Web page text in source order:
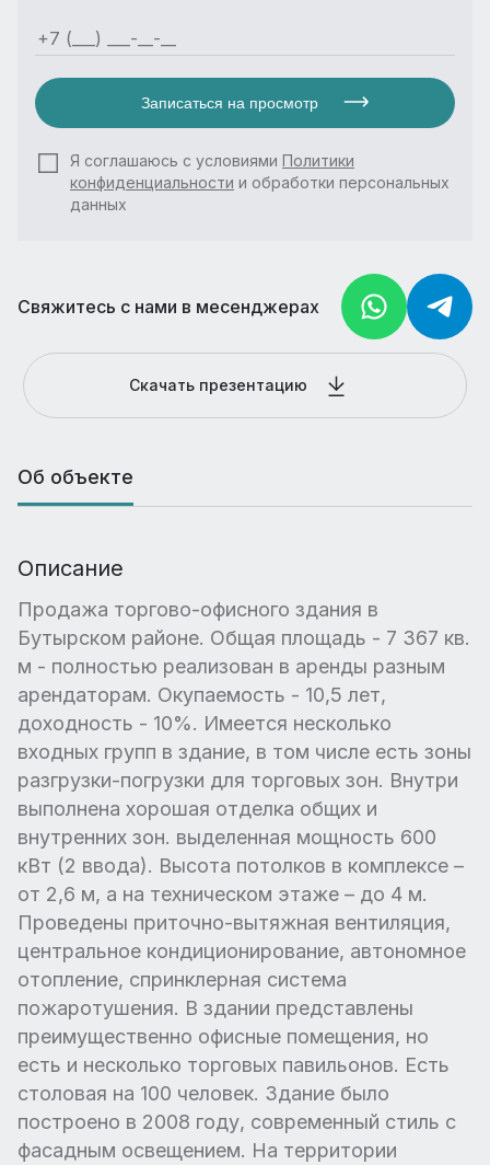
Записаться на просмотр
Я соглашаюсь с условиями Политики
конфиденциальности и обработки персональных
данных
Свяжитесь с нами в месенджерах
Скачать презентацию
Об объекте
Описание
Продажа торгово-офисного здания в
Бутырском районе. Общая площадь - 7 367 кв.
м - полностью реализован в аренды разным
арендаторам. Окупаемость - 10,5 лет,
доходность - 10%. Имеется несколько
входных групп в здание, в том числе есть зоны
разгрузки-погрузки для торговых зон. Внутри
выполнена хорошая отделка общих и
внутренних зон. выделенная мощность 600
кВт (2 ввода). Высота потолков в комплексе –
от 2,6 м, а на техническом этаже – до 4 м.
Проведены приточно-вытяжная вентиляция,
центральное кондиционирование, автономное
отопление, спринклерная система
пожаротушения. В здании представлены
преимущественно офисные помещения, но
есть и несколько торговых павильонов. Есть
столовая на 100 человек. Здание было
построено в 2008 году, современный стиль с
фасадным освещением. На территории